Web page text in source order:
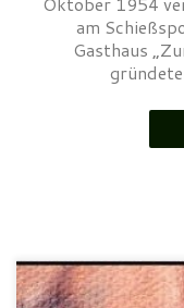
am
Gasthaus